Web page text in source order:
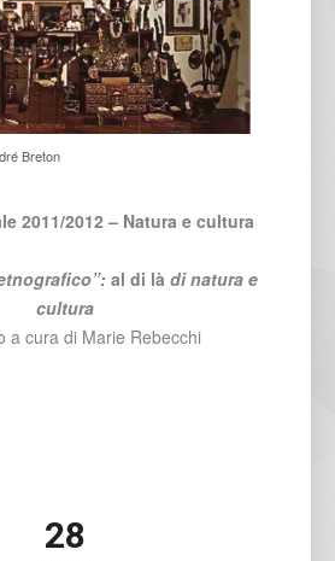
Breton
2011/2012 – Natura e cultura
al di là di natura e
cultura
a cura di Marie Rebecchi
28